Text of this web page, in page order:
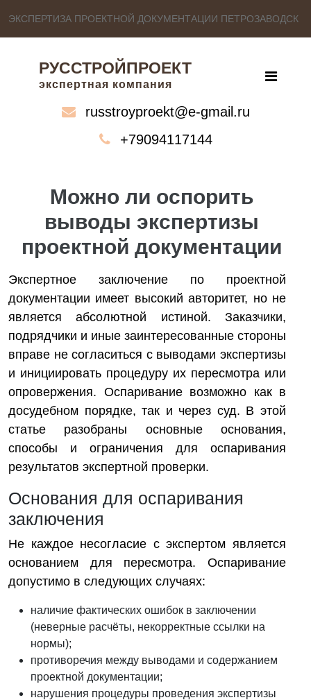
ЭКСПЕРТИЗА ПРОЕКТНОЙ ДОКУМЕНТАЦИИ ПЕТРОЗАВОДСК
РУССТРОЙПРОЕКТ
экспертная компания
russtroyproekt@e-gmail.ru
+79094117144
Можно ли оспорить
выводы экспертизы
проектной документации
Экспертное заключение по проектной
документации имеет высокий авторитет, но не
является абсолютной истиной. Заказчики,
подрядчики и иные заинтересованные стороны
вправе не согласиться с выводами экспертизы
и инициировать процедуру их пересмотра или
опровержения. Оспаривание возможно как в
досудебном порядке, так и через суд. В этой
статье разобраны основные основания,
способы и ограничения для оспаривания
результатов экспертной проверки.
Основания для оспаривания
заключения
Не каждое несогласие с экспертом является
основанием для пересмотра. Оспаривание
допустимо в следующих случаях:
наличие фактических ошибок в заключении
(неверные расчёты, некорректные ссылки на
нормы);
противоречия между выводами и содержанием
проектной документации;
нарушения процедуры проведения экспертизы